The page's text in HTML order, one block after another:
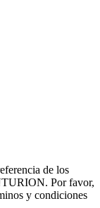
de los
Por favor,
y condiciones